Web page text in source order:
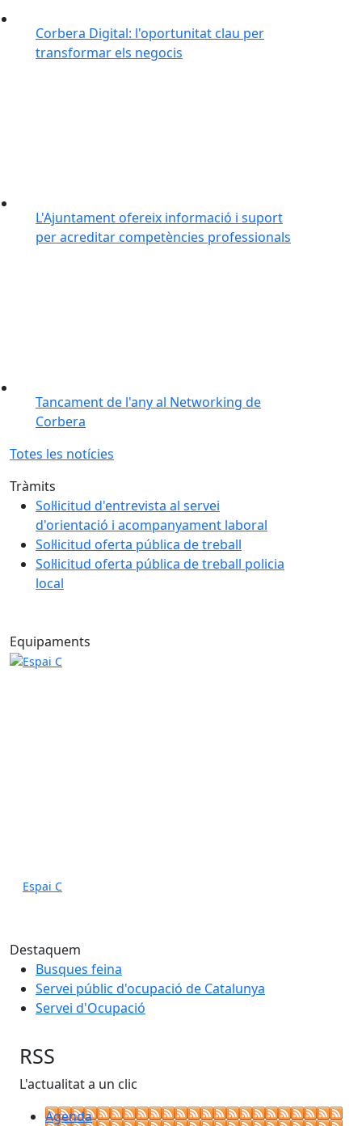
Corbera Digital: l'oportunitat clau per
transformar els negocis
L'Ajuntament ofereix informació i suport
per acreditar competències professionals
Tancament de l'any al Networking de
Corbera
Totes les notícies
Tràmits
Sol·licitud d'entrevista al servei
d'orientació i acompanyament laboral
Sol·licitud oferta pública de treball
Sol·licitud oferta pública de treball policia
local
Equipaments
Espai C
Destaquem
Busques feina
Servei públic d'ocupació de Catalunya
Servei d'Ocupació
RSS
L'actualitat a un clic
Agenda